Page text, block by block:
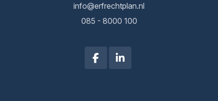
info@erfrechtplan.nl
085 - 8000 100